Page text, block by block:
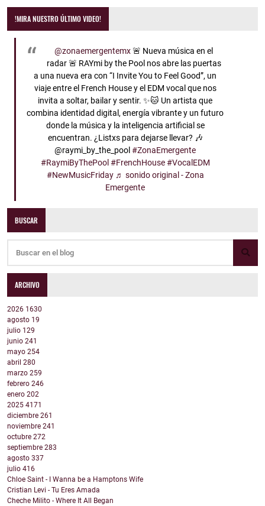
!MIRA NUESTRO ÚLTIMO VIDEO!
@zonaemergentemx🚨 Nueva música en el
radar 🚨 RAYmi by the Pool nos abre las puertas
a una nueva era con “I Invite You to Feel Good”, un
viaje entre el French House y el EDM vocal que nos
invita a soltar, bailar y sentir. ✨🐱 Un artista que
combina identidad digital, energía vibrante y un futuro
donde la música y la inteligencia artificial se
encuentran. ¿Listxs para dejarse llevar? 🎶
@raymi_by_the_pool#ZonaEmergente
#RaymiByThePool #FrenchHouse #VocalEDM
#NewMusicFriday ♬ sonido original - Zona
Emergente
BUSCAR
ARCHIVO
2026 1630
agosto 19
julio 129
junio 241
mayo 254
abril 280
marzo 259
febrero 246
enero 202
2025 4171
diciembre 261
noviembre 241
octubre 272
septiembre 283
agosto 337
julio 416
Chloe Saint - I Wanna be a Hamptons Wife
Cristian Levi - Tu Eres Amada
Cheche Milito - Where It All Began